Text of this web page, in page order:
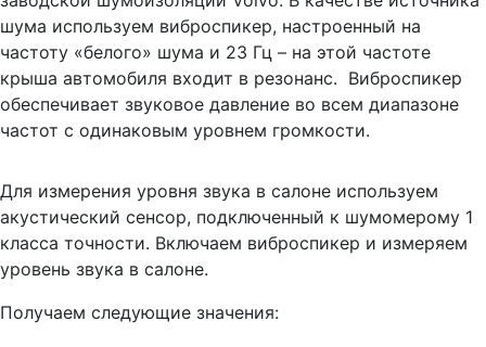
шума используем виброспикер, настроенный на
частоту «белого» шума и 23 Гц – на этой частоте
крыша автомобиля входит в резонанс. Виброспикер
обеспечивает звуковое давление во всем диапазоне
частот с одинаковым уровнем громкости.
Для измерения уровня звука в салоне используем
акустический сенсор, подключенный к шумомерому 1
класса точности. Включаем виброспикер и измеряем
уровень звука в салоне.
Получаем следующие значения: